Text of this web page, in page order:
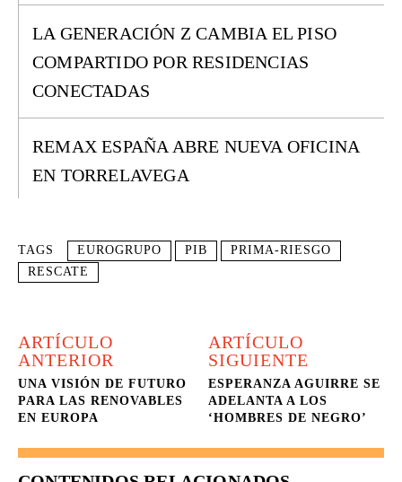
LA GENERACIÓN Z CAMBIA EL PISO
COMPARTIDO POR RESIDENCIAS
CONECTADAS
REMAX ESPAÑA ABRE NUEVA OFICINA
EN TORRELAVEGA
TAGS EUROGRUPO PIB
PRIMA-RIESGO
RESCATE
ARTÍCULO
ANTERIOR
UNA VISIÓN DE FUTURO
PARA LAS RENOVABLES
EN EUROPA
ARTÍCULO
SIGUIENTE
ESPERANZA AGUIRRE SE
ADELANTA A LOS
‘HOMBRES DE NEGRO’